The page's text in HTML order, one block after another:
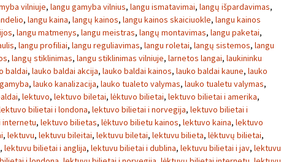
vilniuje, langu gamyba vilnius, langu ismatavimai, langų išpardavimas,
, langu kaina, langų kainos, langu kainos skaiciuokle, langu kainos
, langu matmenys, langu meistras, langų montavimas, langu paketai,
, langu profiliai, langu reguliavimas, langu roletai, langų sistemos, langu
, langų stiklinimas, langu stiklinimas vilniuje, larnetos langai, laukininku
baldai, lauko baldai akcija, lauko baldai kainos, lauko baldai kaune, lauko
, lauko kanalizacija, lauko tualeto valymas, lauko tualetu valymas,
, lektuvo, lektuvo biletai, lėktuvo bilietai, lektuvo bilietai i amerika,
bilietai i londona, lektuvo bilietai i norvegija, lektuvo bilietai i
internetu, lektuvo bilietas, lėktuvo bilietu kainos, lektuvo kaina, lektuvo
, lektuvu, lektuvu bileitai, lektuvu biletai, lektuvu bilieta, lėktuvų bilietai,
, lektuvu bilietai i anglija, lektuvu bilietai i dublina, lektuvu bilietai i jav, lektuvu